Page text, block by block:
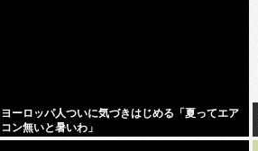
ヨーロッパ人ついに気づきはじめる「夏ってエア
コン無いと暑いわ」